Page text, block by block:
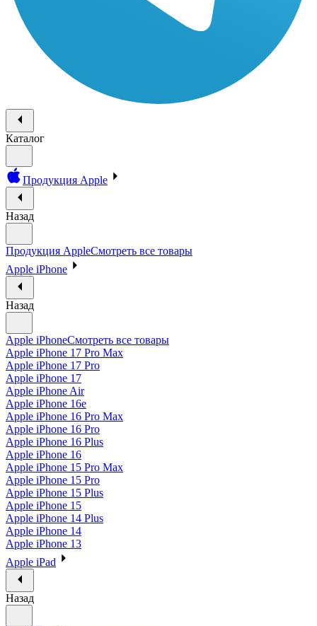
Каталог
Продукция Apple
Назад
Продукция AppleСмотреть все товары
Apple iPhone
Назад
Apple iPhoneСмотреть все товары
Apple iPhone 17 Pro Max
Apple iPhone 17 Pro
Apple iPhone 17
Apple iPhone Air
Apple iPhone 16e
Apple iPhone 16 Pro Max
Apple iPhone 16 Pro
Apple iPhone 16 Plus
Apple iPhone 16
Apple iPhone 15 Pro Max
Apple iPhone 15 Pro
Apple iPhone 15 Plus
Apple iPhone 15
Apple iPhone 14 Plus
Apple iPhone 14
Apple iPhone 13
Apple iPad
Назад